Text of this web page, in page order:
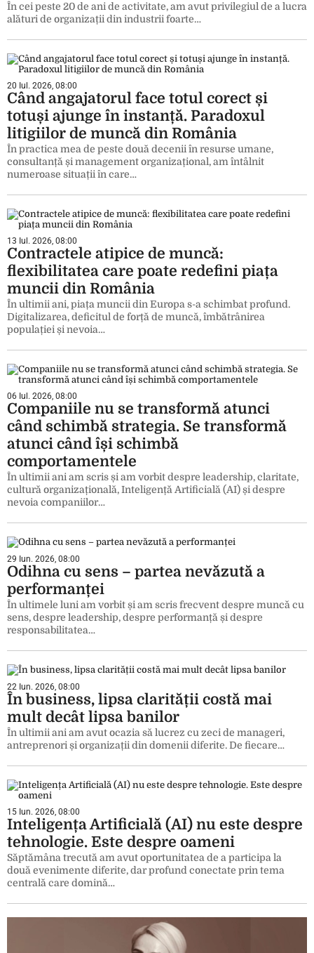
În cei peste 20 de ani de activitate, am avut privilegiul de a lucra
alături de organizații din industrii foarte…
20 Iul. 2026, 08:00
Când angajatorul face totul corect și
totuși ajunge în instanță. Paradoxul
litigiilor de muncă din România
În practica mea de peste două decenii în resurse umane,
consultanță și management organizațional, am întâlnit
numeroase situații în care…
13 Iul. 2026, 08:00
Contractele atipice de muncă:
flexibilitatea care poate redefini piața
muncii din România
În ultimii ani, piața muncii din Europa s-a schimbat profund.
Digitalizarea, deficitul de forță de muncă, îmbătrânirea
populației și nevoia…
06 Iul. 2026, 08:00
Companiile nu se transformă atunci
când schimbă strategia. Se transformă
atunci când își schimbă
comportamentele
În ultimii ani am scris și am vorbit despre leadership, claritate,
cultură organizațională, Inteligență Artificială (AI) și despre
nevoia companiilor…
29 Iun. 2026, 08:00
Odihna cu sens – partea nevăzută a
performanței
În ultimele luni am vorbit și am scris frecvent despre muncă cu
sens, despre leadership, despre performanță și despre
responsabilitatea…
22 Iun. 2026, 08:00
În business, lipsa clarității costă mai
mult decât lipsa banilor
În ultimii ani am avut ocazia să lucrez cu zeci de manageri,
antreprenori și organizații din domenii diferite. De fiecare…
15 Iun. 2026, 08:00
Inteligența Artificială (AI) nu este despre
tehnologie. Este despre oameni
Săptămâna trecută am avut oportunitatea de a participa la
două evenimente diferite, dar profund conectate prin tema
centrală care domină…